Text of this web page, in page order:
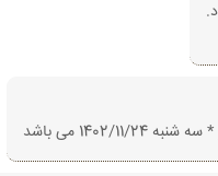
24 می باشد